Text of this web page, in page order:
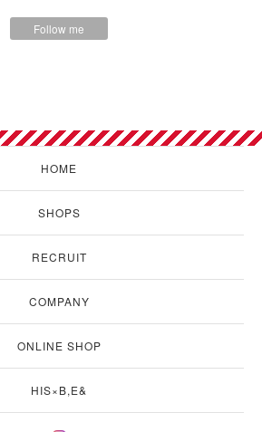
Follow me
HOME
SHOPS
RECRUIT
COMPANY
ONLINE SHOP
HIS×B,E&